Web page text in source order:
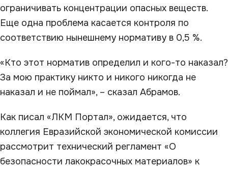
ограничивать концентрации опасных веществ.
Еще одна проблема касается контроля по
соответствию нынешнему нормативу в 0,5 %.
«Кто этот норматив определил и кого-то наказал?
За мою практику никто и никого никогда не
наказал и не поймал», – сказал Абрамов.
Как писал «ЛКМ Портал», ожидается, что
коллегия Евразийской экономической комиссии
рассмотрит технический регламент «О
безопасности лакокрасочных материалов» к